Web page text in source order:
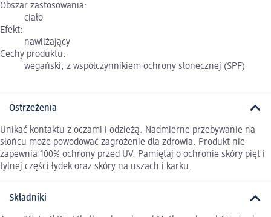
Obszar zastosowania:
ciało
Efekt:
nawilżający
Cechy produktu:
wegański, z współczynnikiem ochrony slonecznej (SPF)
Ostrzeżenia
Unikać kontaktu z oczami i odzieżą. Nadmierne przebywanie na
słońcu może powodować zagrożenie dla zdrowia. Produkt nie
zapewnia 100% ochrony przed UV. Pamiętaj o ochronie skóry pięt i
tylnej części łydek oraz skóry na uszach i karku.
Składniki